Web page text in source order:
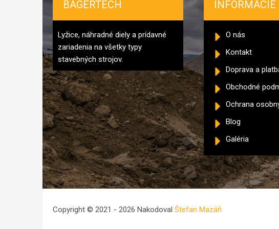
BAGERTECH
Lyžice, náhradné diely a prídavné
zariadenia na všetky typy
stavebných strojov.
INFORMÁCIE
O nás
Kontakt
Doprava a
Obchodné
Ochrana
Blog
Galéria
Copyright © 2021 - 2026 Nakodoval Štefan Mazáň